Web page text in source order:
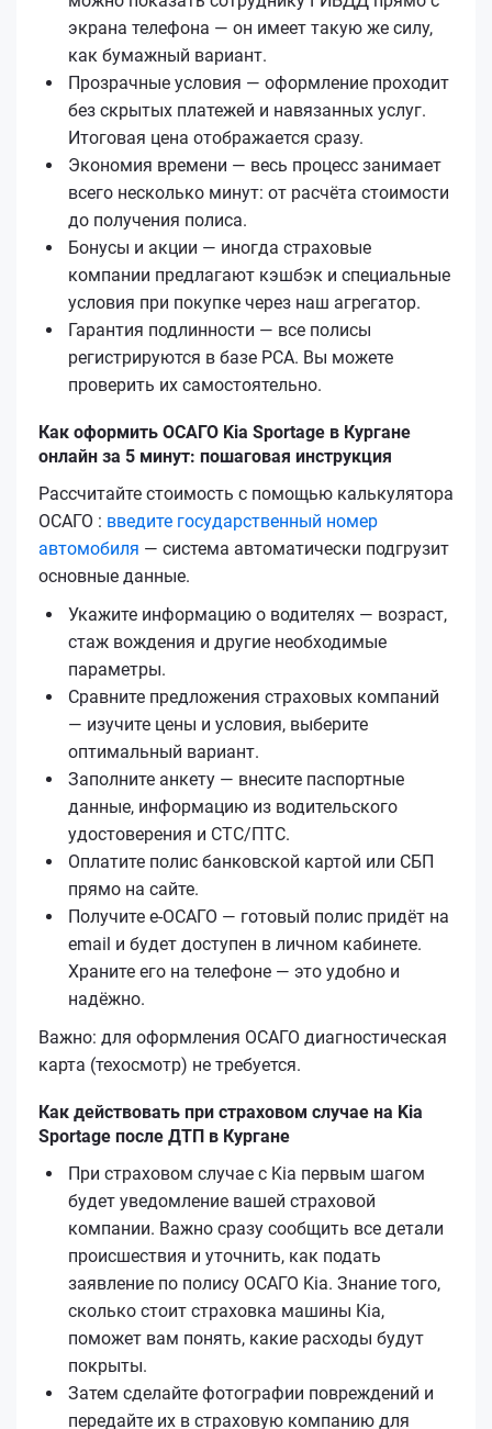
экрана телефона — он имеет такую же силу,
как бумажный вариант.
Прозрачные условия — оформление проходит
без скрытых платежей и навязанных услуг.
Итоговая цена отображается сразу.
Экономия времени — весь процесс занимает
всего несколько минут: от расчёта стоимости
до получения полиса.
Бонусы и акции — иногда страховые
компании предлагают кэшбэк и специальные
условия при покупке через наш агрегатор.
Гарантия подлинности — все полисы
регистрируются в базе РСА. Вы можете
проверить их самостоятельно.
Как оформить ОСАГО Kia Sportage в Кургане
онлайн за 5 минут: пошаговая инструкция
Рассчитайте стоимость с помощью калькулятора
ОСАГО : введите государственный номер
автомобиля — система автоматически подгрузит
основные данные.
Укажите информацию о водителях — возраст,
стаж вождения и другие необходимые
параметры.
Сравните предложения страховых компаний
— изучите цены и условия, выберите
оптимальный вариант.
Заполните анкету — внесите паспортные
данные, информацию из водительского
удостоверения и СТС/ПТС.
Оплатите полис банковской картой или СБП
прямо на сайте.
Получите е‑ОСАГО — готовый полис придёт на
email и будет доступен в личном кабинете.
Храните его на телефоне — это удобно и
надёжно.
Важно: для оформления ОСАГО диагностическая
карта (техосмотр) не требуется.
Как действовать при страховом случае на Kia
Sportage после ДТП в Кургане
При страховом случае с Kia первым шагом
будет уведомление вашей страховой
компании. Важно сразу сообщить все детали
происшествия и уточнить, как подать
заявление по полису ОСАГО Kia. Знание того,
сколько стоит страховка машины Kia,
поможет вам понять, какие расходы будут
покрыты.
Затем сделайте фотографии повреждений и
передайте их в страховую компанию для